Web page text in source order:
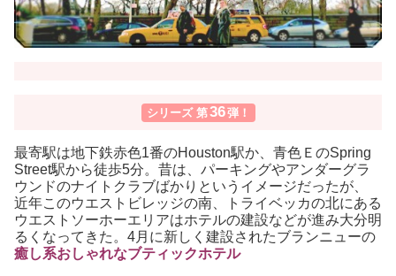
シリーズ 第36弾！
最寄駅は地下鉄赤色1番のHouston駅か、青色ＥのSpring
Street駅から徒歩5分。昔は、パーキングやアンダーグラ
ウンドのナイトクラブばかりというイメージだったが、
近年このウエストビレッジの南、トライベッカの北にある
ウエストソーホーエリアはホテルの建設などが進み大分明
るくなってきた。4月に新しく建設されたブランニューの
癒し系おしゃれなブティックホテル